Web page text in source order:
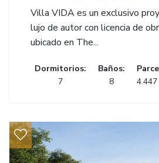
Villa VIDA es un exclusivo
lujo de autor con licencia de
ubicado en The...
Dormitorios:
7
Baños:
8
4.447